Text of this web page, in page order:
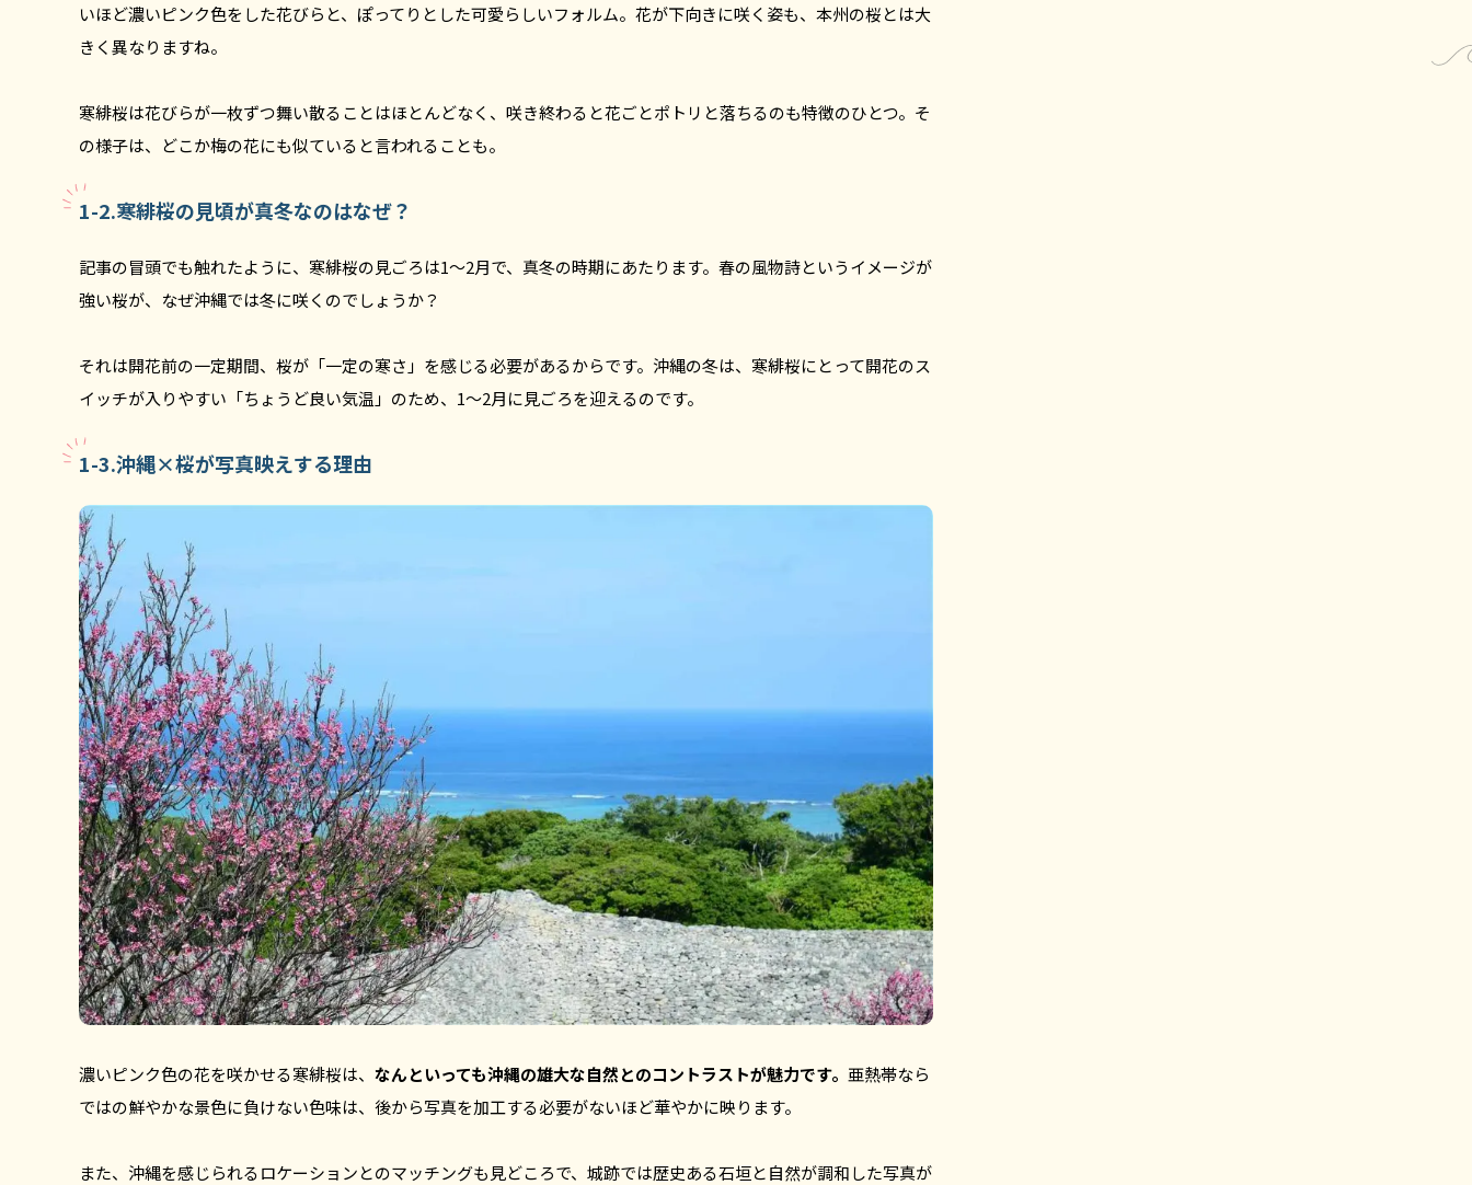
いほど濃いピンク色をした花びらと、ぽってりとした可愛らしいフォルム。花が下向きに咲く姿も、本州の桜とは大
きく異なりますね。
寒緋桜は花びらが一枚ずつ舞い散ることはほとんどなく、咲き終わると花ごとポトリと落ちるのも特徴のひとつ。そ
の様子は、どこか梅の花にも似ていると言われることも。
1-2.寒緋桜の見頃が真冬なのはなぜ？
記事の冒頭でも触れたように、寒緋桜の見ごろは1〜2月で、真冬の時期にあたります。春の風物詩というイメージが
強い桜が、なぜ沖縄では冬に咲くのでしょうか？
それは開花前の一定期間、桜が「一定の寒さ」を感じる必要があるからです。沖縄の冬は、寒緋桜にとって開花のス
イッチが入りやすい「ちょうど良い気温」のため、1〜2月に見ごろを迎えるのです。
1-3.沖縄×桜が写真映えする理由
濃いピンク色の花を咲かせる寒緋桜は、 なんといっても沖縄の雄大な自然とのコントラストが魅力です。 亜熱帯なら
ではの鮮やかな景色に負けない色味は、後から写真を加工する必要がないほど華やかに映ります。
また、沖縄を感じられるロケーションとのマッチングも見どころで、城跡では歴史ある石垣と自然が調和した写真が